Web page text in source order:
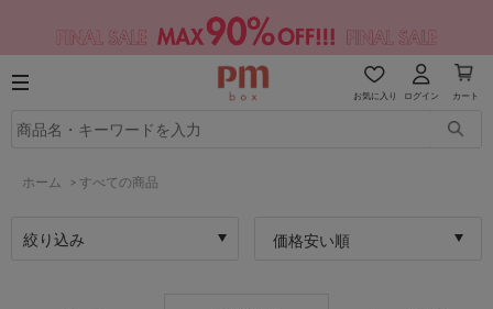
お気に入り ログイン カート
ホーム > すべての商品
絞り込み 価格安い順